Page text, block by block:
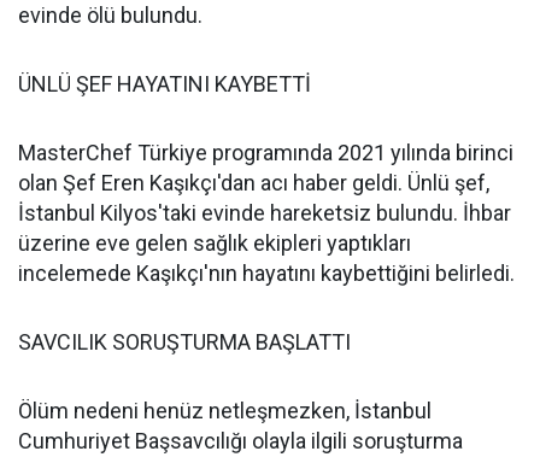
evinde ölü bulundu.
ÜNLÜ ŞEF HAYATINI KAYBETTİ
MasterChef Türkiye programında 2021 yılında birinci
olan Şef Eren Kaşıkçı'dan acı haber geldi. Ünlü şef,
İstanbul Kilyos'taki evinde hareketsiz bulundu. İhbar
üzerine eve gelen sağlık ekipleri yaptıkları
incelemede Kaşıkçı'nın hayatını kaybettiğini belirledi.
SAVCILIK SORUŞTURMA BAŞLATTI
Ölüm nedeni henüz netleşmezken, İstanbul
Cumhuriyet Başsavcılığı olayla ilgili soruşturma